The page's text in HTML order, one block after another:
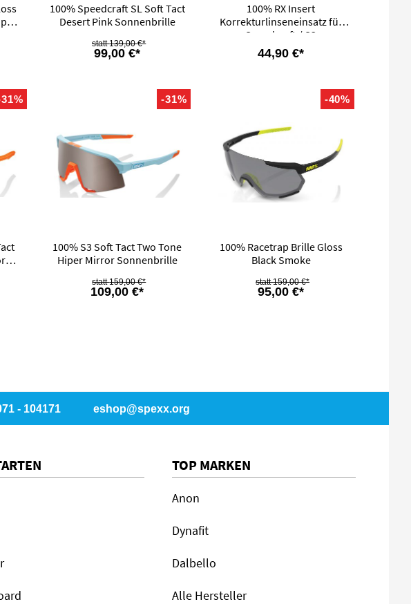
100% Speedcraft SL Soft Tact
Desert Pink Sonnenbrille
99,00 €*
139,00 €*
100% RX Insert
Korrekturlinseneinsatz für
Speedcraft / S3
44,90 €*
-31%
100% S3 Soft Tact Two Tone
Hiper Mirror Sonnenbrille
109,00 €*
159,00 €*
-40%
100% Racetrap Brille Gloss
Black Smoke
95,00 €*
159,00 €*
- 104171 eshop@spexx.org
TOP MARKEN
Anon
Dynafit
Dalbello
Alle Hersteller